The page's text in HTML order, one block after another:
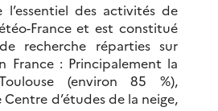
l’essentiel des activités de
France et est constitué
recherche réparties sur
France : Principalement la
(environ 85 %),
d’études de la neige,